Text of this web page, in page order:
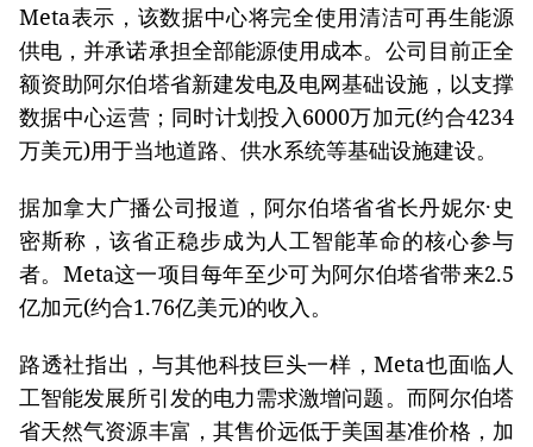
Meta表示，该数据中心将完全使用清洁可再生能源
供电，并承诺承担全部能源使用成本。公司目前正全
额资助阿尔伯塔省新建发电及电网基础设施，以支撑
数据中心运营；同时计划投入6000万加元(约合4234
万美元)用于当地道路、供水系统等基础设施建设。
据加拿大广播公司报道，阿尔伯塔省省长丹妮尔·史
密斯称，该省正稳步成为人工智能革命的核心参与
者。Meta这一项目每年至少可为阿尔伯塔省带来2.5
亿加元(约合1.76亿美元)的收入。
路透社指出，与其他科技巨头一样，Meta也面临人
工智能发展所引发的电力需求激增问题。而阿尔伯塔
省天然气资源丰富，其售价远低于美国基准价格，加